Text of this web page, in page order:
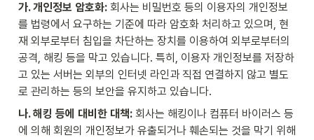
가. 개인정보 암호화: 회사는 비밀번호 등의 이용자의 개인정보
를 법령에서 요구하는 기준에 따라 암호화 처리하고 있으며, 현
재 외부로부터 침입을 차단하는 장치를 이용하여 외부로부터의
공격, 해킹 등을 막고 있습니다. 특히, 이용자 개인정보를 저장하
고 있는 서버는 외부의 인터넷 라인과 직접 연결하지 않고 별도
로 관리하는 등의 보안을 유지하고 있습니다.
나. 해킹 등에 대비한 대책: 회사는 해킹이나 컴퓨터 바이러스 등
에 의해 회원의 개인정보가 유출되거나 훼손되는 것을 막기 위해